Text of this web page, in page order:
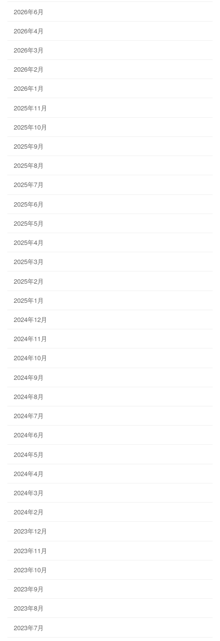
2026年6月
2026年4月
2026年3月
2026年2月
2026年1月
2025年11月
2025年10月
2025年9月
2025年8月
2025年7月
2025年6月
2025年5月
2025年4月
2025年3月
2025年2月
2025年1月
2024年12月
2024年11月
2024年10月
2024年9月
2024年8月
2024年7月
2024年6月
2024年5月
2024年4月
2024年3月
2024年2月
2023年12月
2023年11月
2023年10月
2023年9月
2023年8月
2023年7月